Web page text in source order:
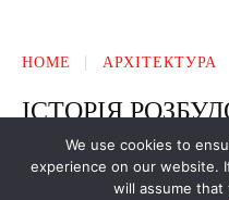
We use cookies to
experience on our website.
will assume